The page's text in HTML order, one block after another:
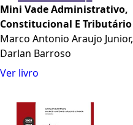
Mini Vade Administrativo,
Constitucional E Tributário
Marco Antonio Araujo Junior,
Darlan Barroso
Ver livro